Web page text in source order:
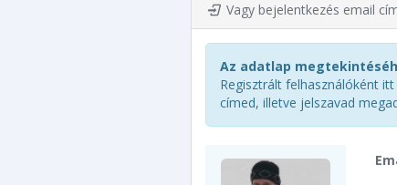
Vagy bejelentkezés email
Az adatlap
Regisztrált felhasználóként
címed, illetve jelszavad